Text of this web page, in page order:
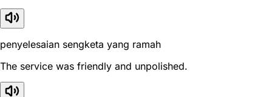
penyelesaian sengketa yang ramah
The service was friendly and unpolished.